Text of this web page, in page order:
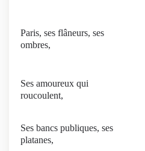
Paris, ses flâneurs, ses
ombres,
Ses amoureux qui
roucoulent,
Ses bancs publiques, ses
platanes,